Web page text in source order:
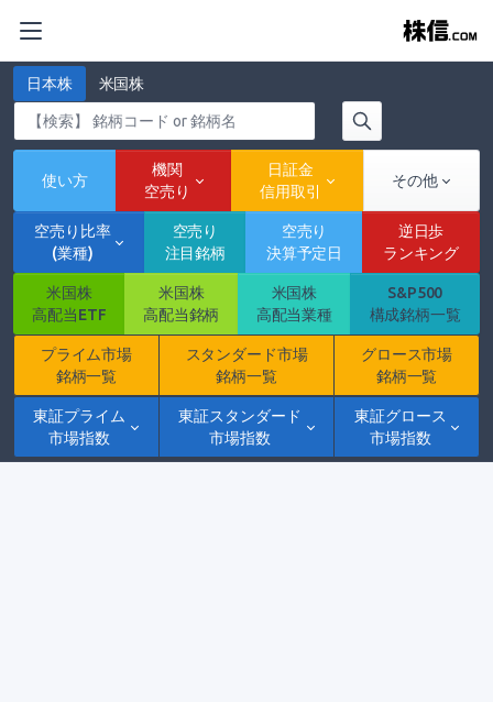
日本株 米国株
使い方
機関
空売り
日証金
信用取引
その他
空売り比率
(業種)
空売り
注目銘柄
空売り
決算予定日
逆日歩
ランキング
米国株
高配当ETF
米国株
高配当銘柄
米国株
高配当業種
S&P500
構成銘柄一覧
プライム市場
銘柄一覧
スタンダード市場
銘柄一覧
グロース市場
銘柄一覧
東証プライム
市場指数
東証スタンダード
市場指数
東証グロース
市場指数